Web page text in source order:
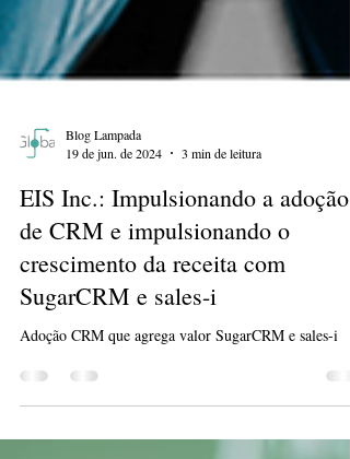
Blog Lampada
19 de jun. de 2024
3 min de leitura
EIS Inc.: Impulsionando a adoção
de CRM e impulsionando o
crescimento da receita com
SugarCRM e sales-i
Adoção CRM que agrega valor SugarCRM e sales-i